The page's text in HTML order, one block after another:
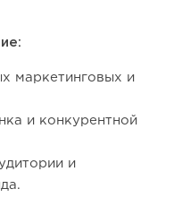
маркетинговых и
и конкурентной
и